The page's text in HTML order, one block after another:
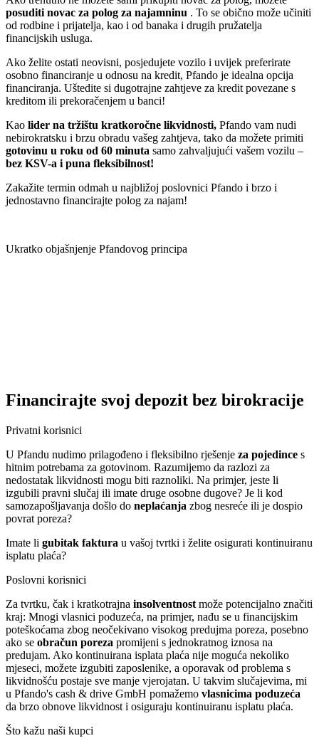
posuditi novac za polog za najamninu . To se obično može učiniti
od rodbine i prijatelja, kao i od banaka i drugih pružatelja
financijskih usluga.
Ako želite ostati neovisni, posjedujete vozilo i uvijek preferirate
osobno financiranje u odnosu na kredit, Pfando je idealna opcija
financiranja. Uštedite si dugotrajne zahtjeve za kredit povezane s
kreditom ili prekoračenjem u banci!
Kao lider na tržištu kratkoročne likvidnosti, Pfando vam nudi
nebirokratsku i brzu obradu vašeg zahtjeva, tako da možete primiti
gotovinu u roku od 60 minuta samo zahvaljujući vašem vozilu –
bez KSV-a i puna fleksibilnost!
Zakažite termin odmah u najbližoj poslovnici Pfando i brzo i
jednostavno financirajte polog za najam!
Ukratko objašnjenje Pfandovog principa
Financirajte svoj depozit bez birokracije
Privatni korisnici
U Pfandu nudimo prilagođeno i fleksibilno rješenje za pojedince s
hitnim potrebama za gotovinom. Razumijemo da razlozi za
nedostatak likvidnosti mogu biti raznoliki. Na primjer, jeste li
izgubili pravni slučaj ili imate druge osobne dugove? Je li kod
samozapošljavanja došlo do neplaćanja zbog nesreće ili je dospio
povrat poreza?
Imate li gubitak faktura u vašoj tvrtki i želite osigurati kontinuiranu
isplatu plaća?
Poslovni korisnici
Za tvrtku, čak i kratkotrajna insolventnost može potencijalno značiti
kraj: Mnogi vlasnici poduzeća, na primjer, nađu se u financijskim
poteškoćama zbog neočekivano visokog predujma poreza, posebno
ako se obračun poreza promijeni s jednokratnog iznosa na
predujam. Ako kontinuirana isplata plaća nije moguća nekoliko
mjeseci, možete izgubiti zaposlenike, a oporavak od problema s
likvidnošću postaje sve manje vjerojatan. U takvim slučajevima, mi
u Pfando's cash & drive GmbH pomažemo vlasnicima poduzeća
da brzo obnove likvidnost i osiguraju kontinuiranu isplatu plaća.
Što kažu naši kupci